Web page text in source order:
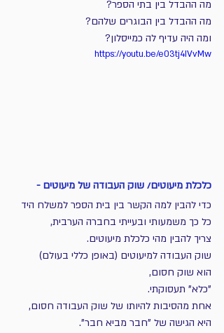
מה ההבדל בין בתי הספר?
מה ההבדל בין הבוגרים שלהם?
ומה היה עדיף לה כמייסלון?
https://youtu.be/e03tj4IVvMw
כלכלת מיעוטים/ שוק העבודה של מיעוטים -
כדי להבין למה הקשר בין בית הספר למשלח היד
כל כך משמעותי ובעייתי בחברה הערבית,
צריך להבין מהי כלכלת מיעוטים.
שוק העבודה למיעוטים (באופן כללי בעולם)
הוא שוק חסום,
"כלא" תעסוקתי.
אחת מהסיבות להיותו של שוק העבודה חסום,
היא הגישה של "חבר מביא חבר".